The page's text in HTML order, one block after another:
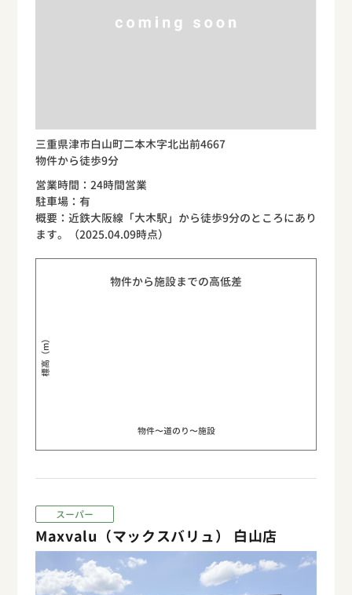
三重県津市白山町二本木字北出前4667
物件から徒歩9分
営業時間：24時間営業
駐車場：有
概要：近鉄大阪線「大木駅」から徒歩9分のところにあり
ます。（2025.04.09時点）
物件から施設までの高低差
標高（m）
物件〜道のり〜施設
スーパー
Maxvalu（マックスバリュ） 白山店